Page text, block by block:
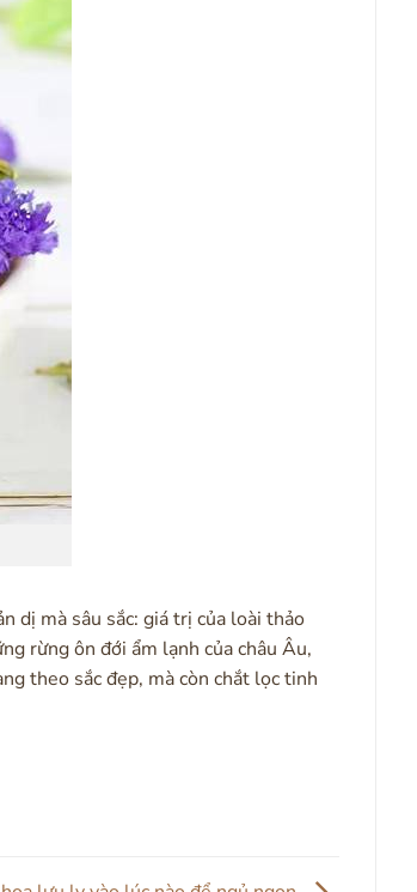
dị mà sâu sắc: giá trị của loài thảo
rừng ôn đới ẩm lạnh của châu Âu,
theo sắc đẹp, mà còn chắt lọc tinh